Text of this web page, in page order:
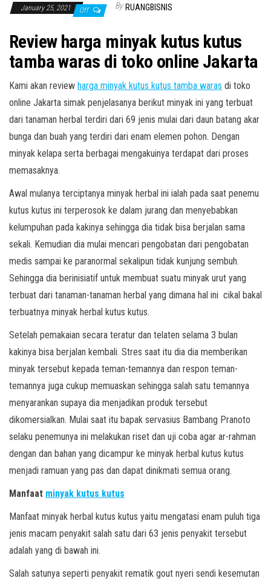
January 25, 2021 Off By RUANGBISNIS
Review harga minyak kutus kutus
tamba waras di toko online Jakarta
Kami akan review harga minyak kutus kutus tamba waras di toko
online Jakarta simak penjelasanya berikut minyak ini yang terbuat
dari tanaman herbal terdiri dari 69 jenis mulai dari daun batang akar
bunga dan buah yang terdiri dari enam elemen pohon. Dengan
minyak kelapa serta berbagai mengakuinya terdapat dari proses
memasaknya.
Awal mulanya terciptanya minyak herbal ini ialah pada saat penemu
kutus kutus ini terperosok ke dalam jurang dan menyebabkan
kelumpuhan pada kakinya sehingga dia tidak bisa berjalan sama
sekali. Kemudian dia mulai mencari pengobatan dari pengobatan
medis sampai ke paranormal sekalipun tidak kunjung sembuh.
Sehingga dia berinisiatif untuk membuat suatu minyak urut yang
terbuat dari tanaman-tanaman herbal yang dimana hal ini cikal bakal
terbuatnya minyak herbal kutus kutus.
Setelah pemakaian secara teratur dan telaten selama 3 bulan
kakinya bisa berjalan kembali. Stres saat itu dia dia memberikan
minyak tersebut kepada teman-temannya dan respon teman-
temannya juga cukup memuaskan sehingga salah satu temannya
menyarankan supaya dia menjadikan produk tersebut
dikomersialkan. Mulai saat itu bapak servasius Bambang Pranoto
selaku penemunya ini melakukan riset dan uji coba agar ar-rahman
dengan dan bahan yang dicampur ke minyak herbal kutus kutus
menjadi ramuan yang pas dan dapat dinikmati semua orang.
Manfaat minyak kutus kutus
Manfaat minyak herbal kutus kutus yaitu mengatasi enam puluh tiga
jenis macam penyakit salah satu dari 63 jenis penyakit tersebut
adalah yang di bawah ini.
Salah satunya seperti penyakit rematik gout nyeri sendi kesemutan